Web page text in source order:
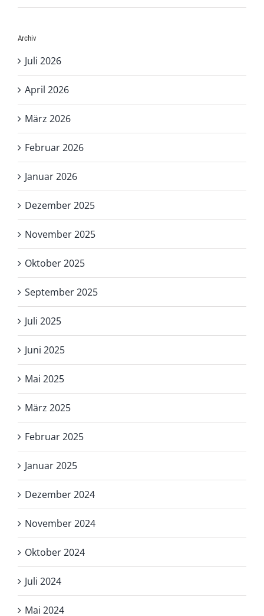
Archiv
Juli 2026
April 2026
März 2026
Februar 2026
Januar 2026
Dezember 2025
November 2025
Oktober 2025
September 2025
Juli 2025
Juni 2025
Mai 2025
März 2025
Februar 2025
Januar 2025
Dezember 2024
November 2024
Oktober 2024
Juli 2024
Mai 2024